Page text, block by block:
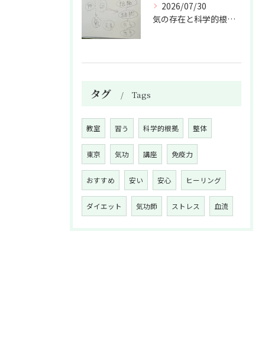
2026/07/30
気の存在と科学的根拠の授業
タグ Tags
教室 習う 科学的根拠 整体
東京 気功 講座 免疫力
おすすめ 安い 安心 ヒーリング
ダイエット 気功師 ストレス 血流